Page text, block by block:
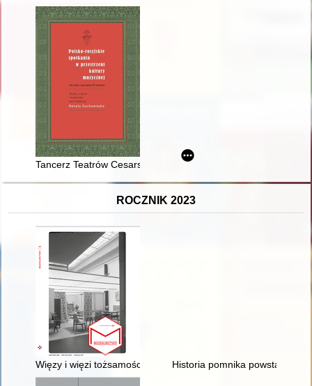
Tancerz Teatrów Cesarskich Feliks Iwanowicz Krzesiński :
ROCZNIK 2023
Więzy i więzi tożsamości : edukacja muzealna i
Historia pomnika powstańców